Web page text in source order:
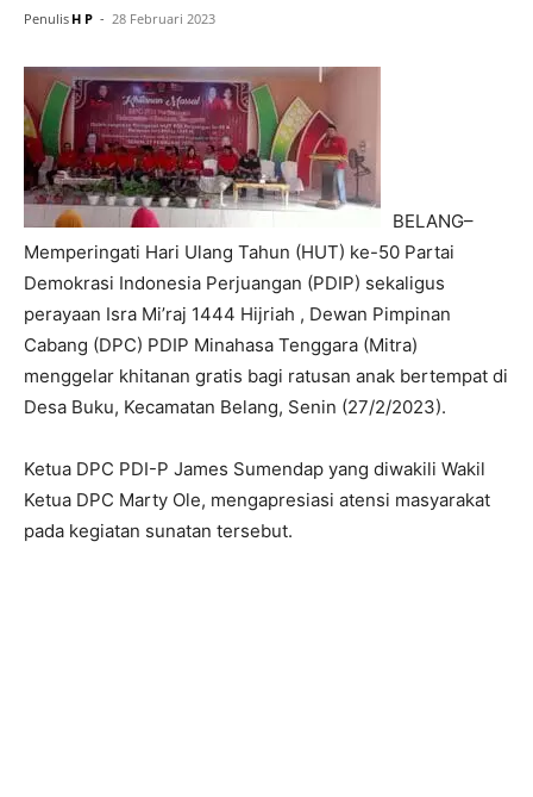
Penulis H P - 28 Februari 2023
BELANG–
Memperingati Hari Ulang Tahun (HUT) ke-50 Partai
Demokrasi Indonesia Perjuangan (PDIP) sekaligus
perayaan Isra Mi’raj 1444 Hijriah , Dewan Pimpinan
Cabang (DPC) PDIP Minahasa Tenggara (Mitra)
menggelar khitanan gratis bagi ratusan anak bertempat di
Desa Buku, Kecamatan Belang, Senin (27/2/2023).
Ketua DPC PDI-P James Sumendap yang diwakili Wakil
Ketua DPC Marty Ole, mengapresiasi atensi masyarakat
pada kegiatan sunatan tersebut.